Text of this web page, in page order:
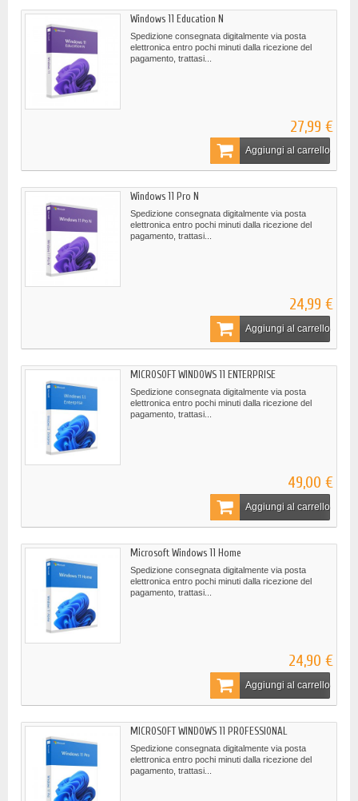
Windows 11 Education N
Spedizione consegnata digitalmente via posta
elettronica entro pochi minuti dalla ricezione del
pagamento, trattasi...
27,99 €
Aggiungi al carrello
Windows 11 Pro N
Spedizione consegnata digitalmente via posta
elettronica entro pochi minuti dalla ricezione del
pagamento, trattasi...
24,99 €
Aggiungi al carrello
MICROSOFT WINDOWS 11 ENTERPRISE
Spedizione consegnata digitalmente via posta
elettronica entro pochi minuti dalla ricezione del
pagamento, trattasi...
49,00 €
Aggiungi al carrello
Microsoft Windows 11 Home
Spedizione consegnata digitalmente via posta
elettronica entro pochi minuti dalla ricezione del
pagamento, trattasi...
24,90 €
Aggiungi al carrello
MICROSOFT WINDOWS 11 PROFESSIONAL
Spedizione consegnata digitalmente via posta
elettronica entro pochi minuti dalla ricezione del
pagamento, trattasi...